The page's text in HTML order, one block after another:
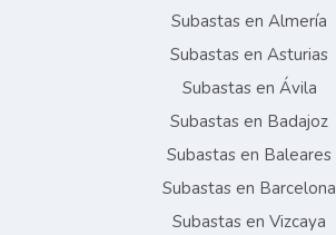
Subastas en Almería
Subastas en Asturias
Subastas en Ávila
Subastas en Badajoz
Subastas en Baleares
Subastas en Barcelona
Subastas en Vizcaya